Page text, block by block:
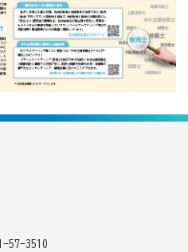
57-3510
ついて
のみ」バックナンバー